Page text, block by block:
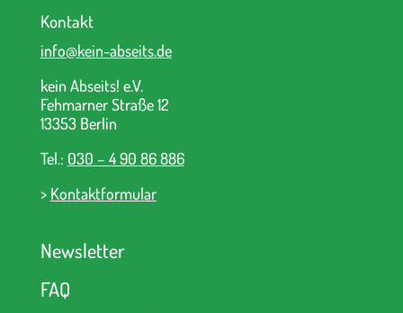
Kontakt
info@kein-abseits.de
kein Abseits! e.V.
Fehmarner Straße 12
13353 Berlin
Tel.: 030 – 4 90 86 886
> Kontaktformular
Newsletter
FAQ